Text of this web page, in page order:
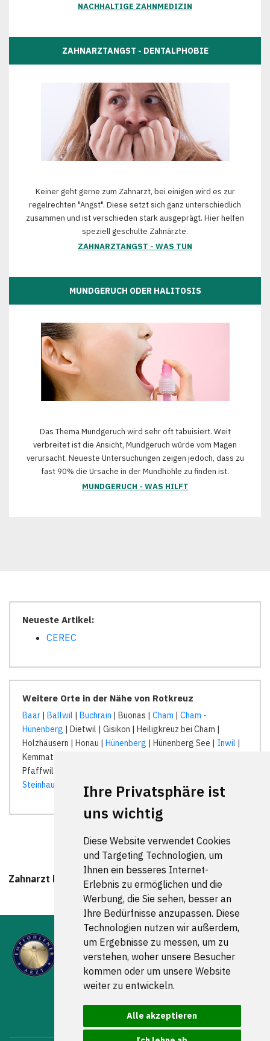
Ihre Privatsphäre ist
uns wichtig
Diese Website verwendet Cookies
und Targeting Technologien, um
Ihnen ein besseres Internet-
Erlebnis zu ermöglichen und die
Werbung, die Sie sehen, besser an
Ihre Bedürfnisse anzupassen. Diese
Technologien nutzen wir außerdem,
um Ergebnisse zu messen, um zu
verstehen, woher unsere Besucher
kommen oder um unsere Website
weiter zu entwickeln.
Alle akzeptieren
NACHHALTIGE ZAHNMEDIZIN
ZAHNARZTANGST - DENTALPHOBIE
Keiner geht gerne zum Zahnarzt, bei einigen wird es zur
regelrechten "Angst". Diese setzt sich ganz unterschiedlich
zusammen und ist verschieden stark ausgeprägt. Hier helfen
speziell geschulte Zahnärzte.
ZAHNARZTANGST - WAS TUN
MUNDGERUCH ODER HALITOSIS
Das Thema Mundgeruch wird sehr oft tabuisiert. Weit
verbreitet ist die Ansicht, Mundgeruch würde vom Magen
verursacht. Neueste Untersuchungen zeigen jedoch, dass zu
fast 90% die Ursache in der Mundhöhle zu finden ist.
MUNDGERUCH - WAS HILFT
Neueste Artikel:
CEREC
Weitere Orte in der Nähe von Rotkreuz
Baar | Ballwil | Buchrain | Buonas | Cham | Cham -
Hünenberg | Dietwil | Gisikon | Heiligkreuz bei Cham |
Holzhäusern | Honau | Hünenberg | Hünenberg See | Inwil |
Kemmatten |
Pfaffwil | Risch |
Steinhausen
Walchwil Zug |
Zahnarzt Rotkreuz wurde zuletzt am 10. August 2026
um 00:00:08 Uhr aktualisiert.
FOLGEN SIE UNS